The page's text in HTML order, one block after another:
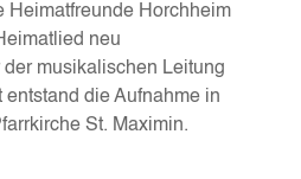
Heimatfreunde Horchheim
neu
musikalischen Leitung
die Aufnahme in
St. Maximin.